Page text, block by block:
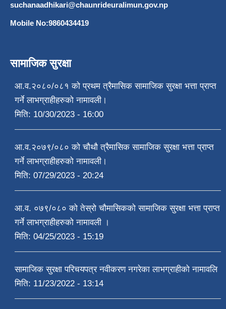
suchanaadhikari@chaunrideuralimun.gov.np
Mobile No:9860434419
सामाजिक सुरक्षा
आ.व.२०८०/०८१ को प्रथम त्रैमासिक सामाजिक सुरक्षा भत्ता प्राप्त
गर्ने लाभग्राहीहरुको नामावली।
मिति: 10/30/2023 - 16:00
आ.व.२०७९/०८० को चौथौ त्रैमासिक सामाजिक सुरक्षा भत्ता प्राप्त
गर्ने लाभग्राहीहरुको नामावली।
मिति: 07/29/2023 - 20:24
आ.व. ०७९/०८० को तेस्रो चौमासिकको सामाजिक सुरक्षा भत्ता प्राप्त
गर्ने लाभग्राहीहरुको नामावली ।
मिति: 04/25/2023 - 15:19
सामाजिक सुरक्षा परिचयपत्र नवीकरण नगरेका लाभग्राहीको नामावलि
मिति: 11/23/2022 - 13:14